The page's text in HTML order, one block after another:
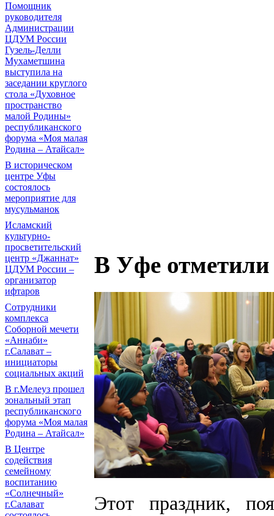
Помощник
руководителя
Администрации
ЦДУМ России
Гузель-Делли
Мухаметшина
выступила на
заседании круглого
стола «Духовное
пространство
малой Родины»
республиканского
форума «Моя малая
Родина – Атайсал»
В историческом
центре Уфы
состоялось
мероприятие для
мусульманок
Исламский
культурно-
просветительский
центр «Джаннат»
ЦДУМ России –
организатор
ифтаров
Сотрудники
комплекса
Соборной мечети
«Аннаби»
г.Салават –
инициаторы
социальных акций
В г.Мелеуз прошел
зональный этап
республиканского
форума «Моя малая
Родина – Атайсал»
В Центре
содействия
семейному
воспитанию
«Солнечный»
г.Салават
В Уфе
Этот праздник,